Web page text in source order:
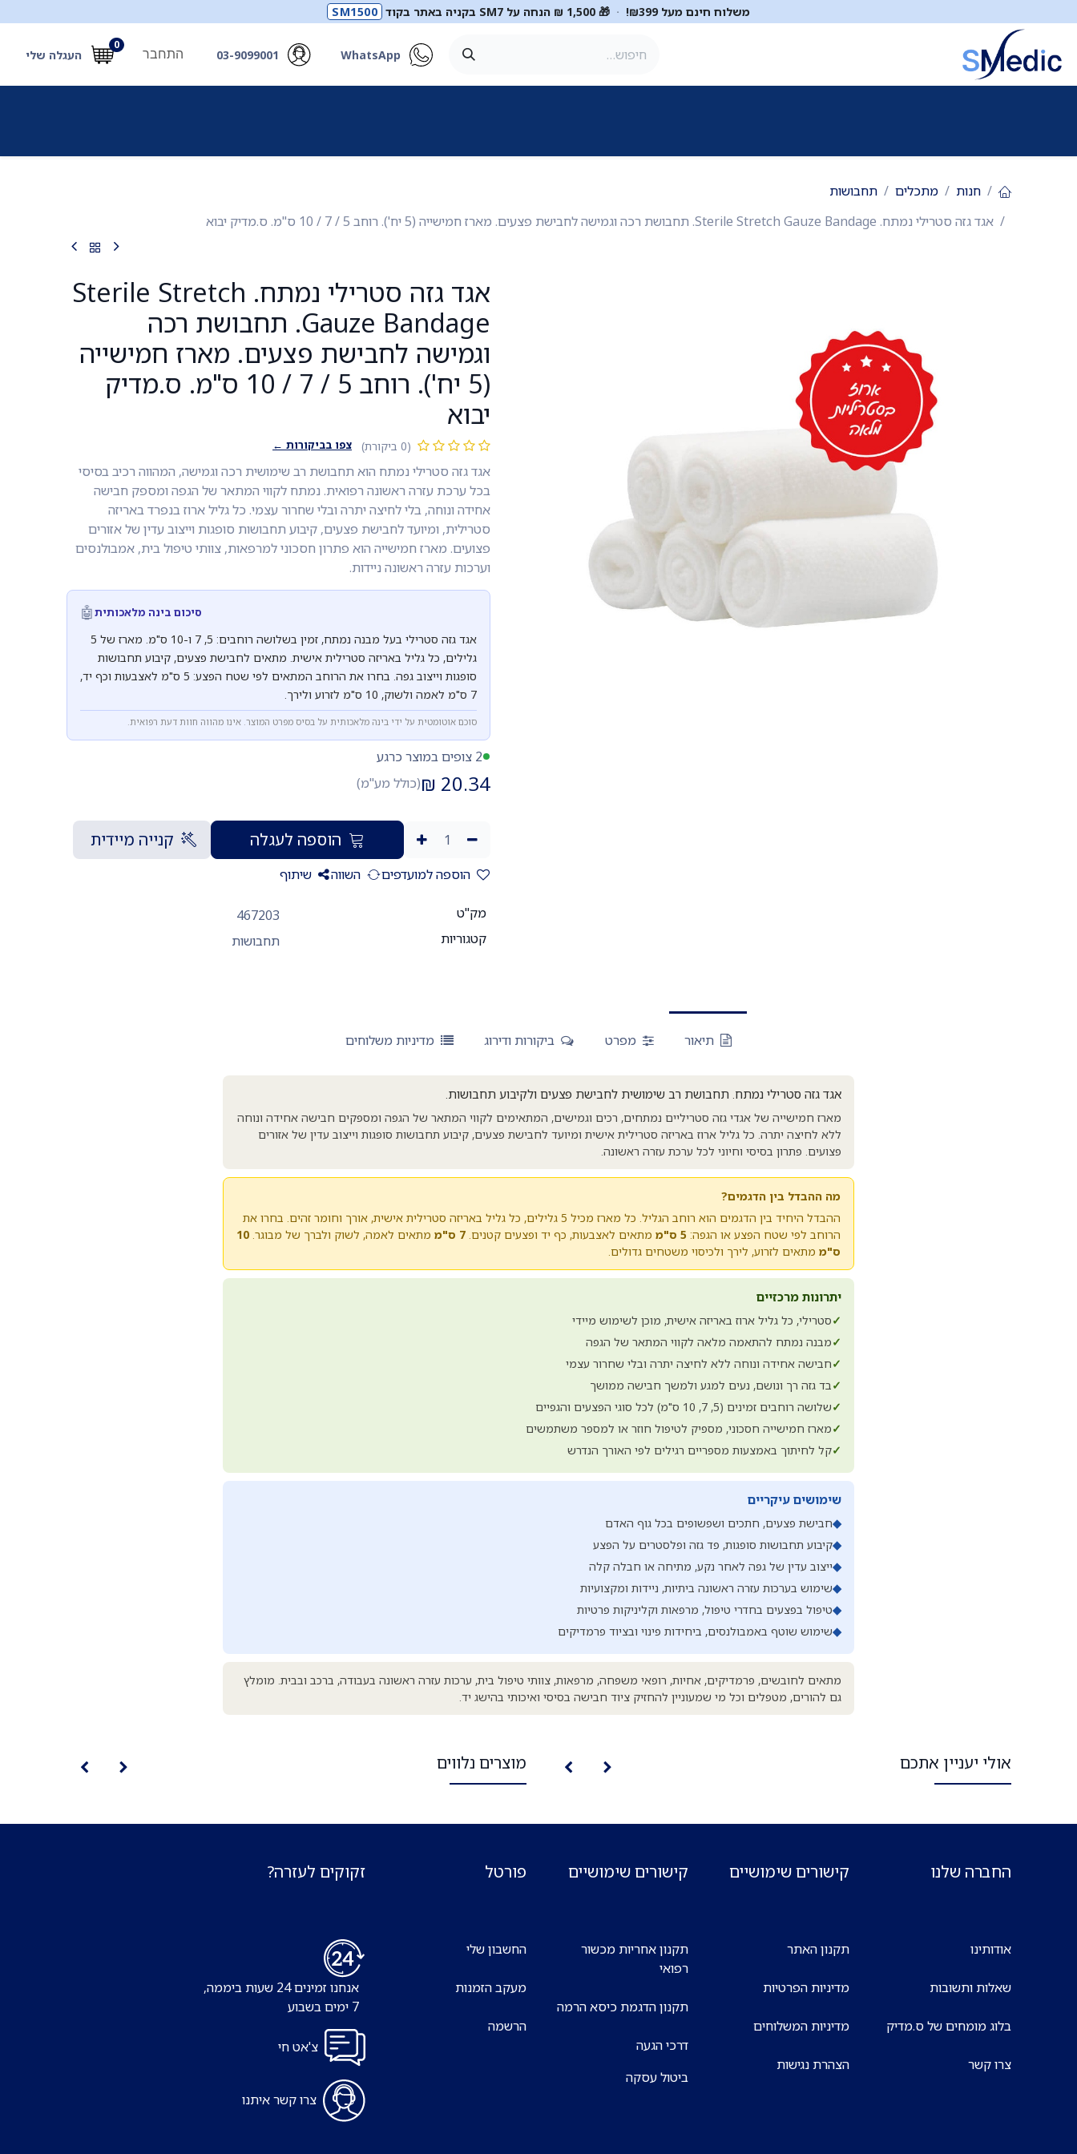
משלוח חינם מעל ₪399! · 🎁 1,500 ₪ הנחה על SM7 בקניה באתר בקוד SM1500
WhatsApp
03-9099001
0
העגלה שלי התחבר
חנות מתכלים
תחבושות
אגד גזה סטרילי נמתח. Sterile Stretch Gauze Bandage. תחבושת רכה וגמישה לחבישת פצעים. מארז חמישייה (5 יח'). רוחב 5 / 7 / 10 ס"מ. ס.מדיק יבוא
אגד גזה סטרילי נמתח. Sterile Stretch
Gauze Bandage. תחבושת רכה
וגמישה לחבישת פצעים. מארז חמישייה
(5 יח'). רוחב 5 / 7 / 10 ס"מ. ס.מדיק
יבוא
(0 ביקורת) צפו בביקורות ←
אגד גזה סטרילי נמתח הוא תחבושת רב שימושית רכה וגמישה, המהווה רכיב בסיסי
בכל ערכת עזרה ראשונה רפואית. נמתח לקווי המתאר של הגפה ומספק חבישה
אחידה ונוחה, בלי לחיצה יתרה ובלי שחרור עצמי. כל גליל ארוז בנפרד באריזה
סטרילית, ומיועד לחבישת פצעים, קיבוע תחבושות סופגות וייצוב עדין של אזורים
פצועים. מארז חמישייה הוא פתרון חסכוני למרפאות, צוותי טיפול בית, אמבולנסים
וערכות עזרה ראשונה ניידות.
סיכום בינה מלאכותית🤖
אגד גזה סטרילי בעל מבנה נמתח, זמין בשלושה רוחבים: 5, 7 ו-10 ס"מ. מארז של 5
גלילים, כל גליל באריזה סטרילית אישית. מתאים לחבישת פצעים, קיבוע תחבושות
סופגות וייצוב גפה. בחרו את הרוחב המתאים לפי שטח הפצע: 5 ס"מ לאצבעות וכף יד,
7 ס"מ לאמה ולשוק, 10 ס"מ לזרוע ולירך.
סוכם אוטומטית על ידי בינה מלאכותית על בסיס מפרט המוצר. אינו מהווה חוות דעת רפואית.
2 צופים במוצר כרגע
20.34
₪(כולל מע"מ)
הוספה לעגלה קנייה מיידית
הוספה למועדפים השווה שיתוף
מק"ט
467203
קטגוריות
תחבושות
תיאור מפרט ביקורות ודירוג מדיניות משלוחים
אגד גזה סטרילי נמתח. תחבושת רב שימושית לחבישת פצעים ולקיבוע תחבושות.
מארז חמישייה של אגדי גזה סטריליים נמתחים, רכים וגמישים, המתאימים לקווי המתאר של הגפה ומספקים חבישה אחידה ונוחה
ללא לחיצה יתרה. כל גליל ארוז באריזה סטרילית אישית ומיועד לחבישת פצעים, קיבוע תחבושות סופגות וייצוב עדין של אזורים
פצועים. פתרון בסיסי וחיוני לכל ערכת עזרה ראשונה.
מה ההבדל בין הדגמים?
ההבדל היחיד בין הדגמים הוא רוחב הגליל. כל מארז מכיל 5 גלילים, כל גליל באריזה סטרילית אישית, אורך וחומר זהים. בחרו את
הרוחב לפי שטח הפצע או הגפה: 5 ס"מ מתאים לאצבעות, כף יד ופצעים קטנים. 7 ס"מ מתאים לאמה, לשוק ולברך של מבוגר. 10
ס"ממתאים לזרוע, לירך ולכיסוי משטחים גדולים.
יתרונות מרכזיים
✓סטרילי, כל גליל ארוז באריזה אישית, מוכן לשימוש מיידי
✓מבנה נמתח להתאמה מלאה לקווי המתאר של הגפה
✓חבישה אחידה ונוחה ללא לחיצה יתרה ובלי שחרור עצמי
✓ בד גזה רך ונושם, נעים למגע ולמשך חבישה ממושך
✓שלושה רוחבים זמינים (5, 7, 10 ס"מ) לכל סוגי הפצעים והגפיים
✓מארז חמישייה חסכוני, מספיק לטיפול חוזר או למספר משתמשים
✓קל לחיתוך באמצעות מספריים רגילים לפי האורך הנדרש
שימושים עיקריים
◆חבישת פצעים, חתכים ושפשופים בכל גוף האדם
◆קיבוע תחבושות סופגות, פד גזה ופלסטרים על הפצע
◆ייצוב עדין של גפה לאחר נקע, מתיחה או חבלה קלה
◆שימוש בערכות עזרה ראשונה ביתיות, ניידות ומקצועיות
◆טיפול בפצעים בחדרי טיפול, מרפאות וקליניקות פרטיות
◆שימוש שוטף באמבולנסים, ביחידות פינוי ובציוד פרמדיקים
מתאים לחובשים, פרמדיקים, אחיות, רופאי משפחה, מרפאות, צוותי טיפול בית, ערכות עזרה ראשונה בעבודה, ברכב ובבית. מומלץ
גם להורים, מטפלים וכל מי שמעוניין להחזיק ציוד חבישה בסיסי ואיכותי בהישג יד.
אולי יעניין אתכם מוצרים נלווים
החברה שלנו
אודותינו
שאלות ותשובות
בלוג מומחים של ס.מדיק
צרו קשר
קישורים שימושיים
תקנון האתר
מדיניות הפרטיות
מדיניות המשלוחים
הצהרת נגישות
קישורים שימושיים
תקנון אחריות מכשור
רפואי
תקנון הדגמת כיסא הרמה
דרכי הגעה
ביטול עסקה
פורטל
החשבון שלי
מעקב הזמנות
הרשמה
זקוקים לעזרה?
אנחנו זמינים 24 שעות ביממה,
7 ימים בשבוע
צ'אט חי
צרו קשר איתנו